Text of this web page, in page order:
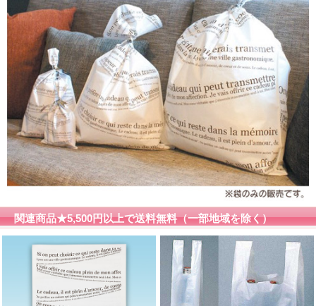
関連商品★5,500円以上で送料無料（一部地域を除く）